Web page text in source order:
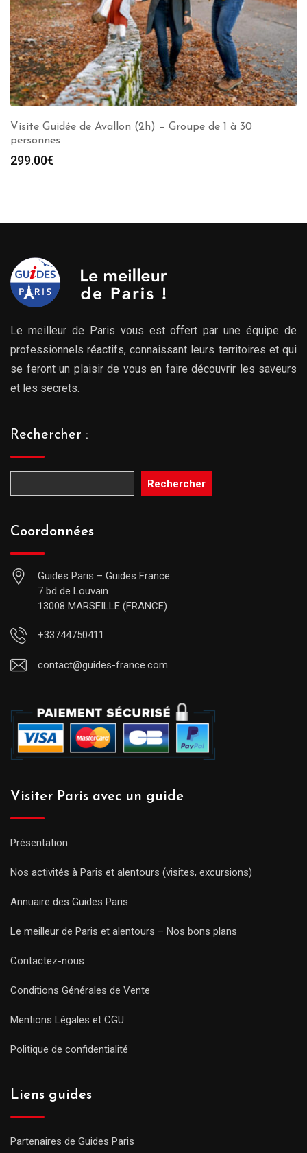
Visite Guidée de Avallon (2h) – Groupe de 1 à 30
personnes
299.00€
Le meilleur de Paris vous est offert par une équipe de
professionnels réactifs, connaissant leurs territoires et qui
se feront un plaisir de vous en faire découvrir les saveurs
et les secrets.
Rechercher :
Rechercher
Coordonnées
Guides Paris – Guides France
7 bd de Louvain
13008 MARSEILLE (FRANCE)
+33744750411
contact@guides-france.com
Visiter Paris avec un guide
Présentation
Nos activités à Paris et alentours (visites, excursions)
Annuaire des Guides Paris
Le meilleur de Paris et alentours – Nos bons plans
Contactez-nous
Conditions Générales de Vente
Mentions Légales et CGU
Politique de confidentialité
Liens guides
Partenaires de Guides Paris